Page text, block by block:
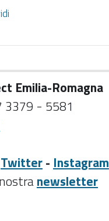
Emilia-Romagna
3379 - 5581
Twitter- Instagram
newsletter